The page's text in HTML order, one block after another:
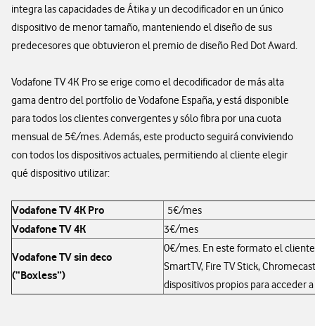
integra las capacidades de Átika y un decodificador en un único
dispositivo de menor tamaño, manteniendo el diseño de sus
predecesores que obtuvieron el premio de diseño Red Dot Award.
Vodafone TV 4K Pro se erige como el decodificador de más alta
gama dentro del portfolio de Vodafone España, y está disponible
para todos los clientes convergentes y sólo fibra por una cuota
mensual de 5€/mes. Además, este producto seguirá conviviendo
con todos los dispositivos actuales, permitiendo al cliente elegir
qué dispositivo utilizar:
Vodafone TV 4K Pro 5€/mes
Vodafone TV 4K 3€/mes
Vodafone TV sin deco
(“Boxless”)
0€/mes. En este formato el
SmartTV, Fire TV Stick,
dispositivos propios para acceder